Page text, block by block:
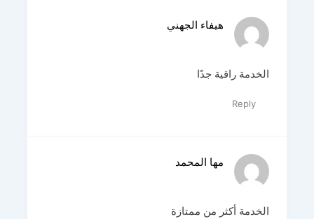
هيفاء الجهني
الخدمة راقية جدًا
Reply
مها المحمد
الخدمة أكثر من ممتازة